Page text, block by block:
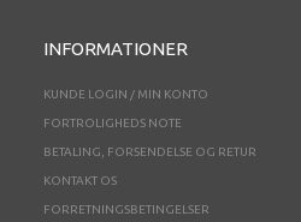
INFORMATIONER
KUNDE LOGIN / MIN KONTO
FORTROLIGHEDS NOTE
BETALING, FORSENDELSE OG RETUR
KONTAKT OS
FORRETNINGSBETINGELSER